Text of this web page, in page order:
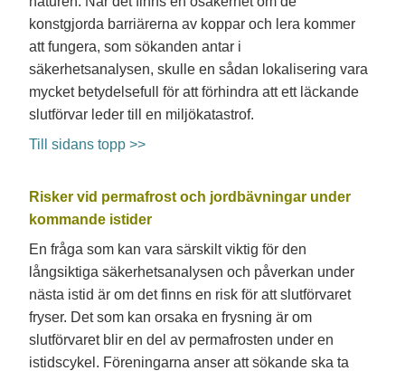
konstgjorda barriärerna av koppar och lera kommer
att fungera, som sökanden antar i
säkerhetsanalysen, skulle en sådan lokalisering vara
mycket betydelsefull för att förhindra att ett läckande
slutförvar leder till en miljökatastrof.
Till sidans topp >>
Risker vid permafrost och jordbävningar under
kommande istider
En fråga som kan vara särskilt viktig för den
långsiktiga säkerhetsanalysen och påverkan under
nästa istid är om det finns en risk för att slutförvaret
fryser. Det som kan orsaka en frysning är om
slutförvaret blir en del av permafrosten under en
istidscykel. Föreningarna anser att sökande ska ta